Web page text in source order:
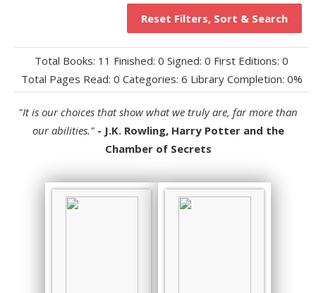
Reset Filters, Sort & Search
Total Books: 11 Finished: 0 Signed: 0 First Editions: 0
Total Pages Read: 0 Categories: 6 Library Completion: 0%
"It is our choices that show what we truly are, far more than
our abilities." - J.K. Rowling, Harry Potter and the
Chamber of Secrets